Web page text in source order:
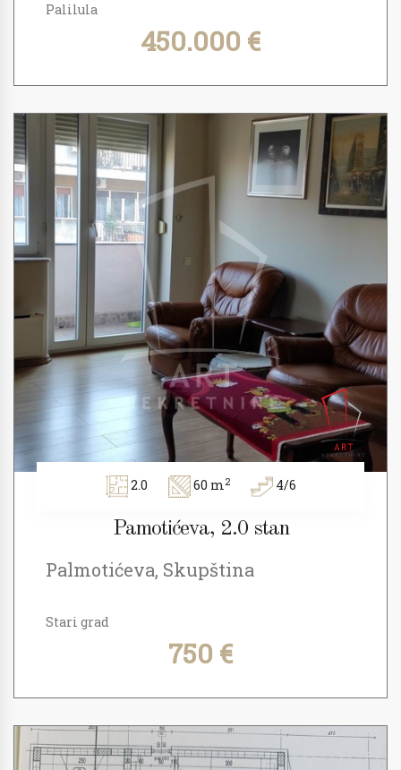
Palilula
450.000 €
2.0 60 m2 4/6
Pamotićeva, 2.0 stan
Palmotićeva, Skupština
Stari grad
750 €